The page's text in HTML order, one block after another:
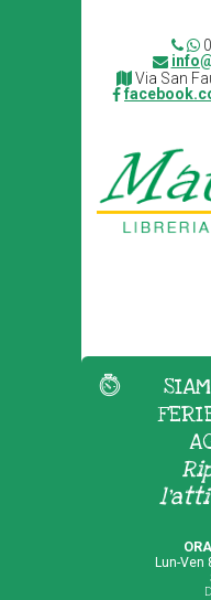
Via San
Lun-Ven